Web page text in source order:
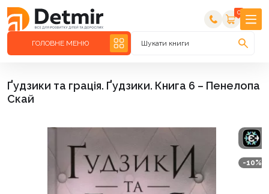
0
ГОЛОВНЕ МЕНЮ Шукати книги
Ґудзики та грація. Ґудзики. Книга 6 – Пенелопа
Скай
-10%